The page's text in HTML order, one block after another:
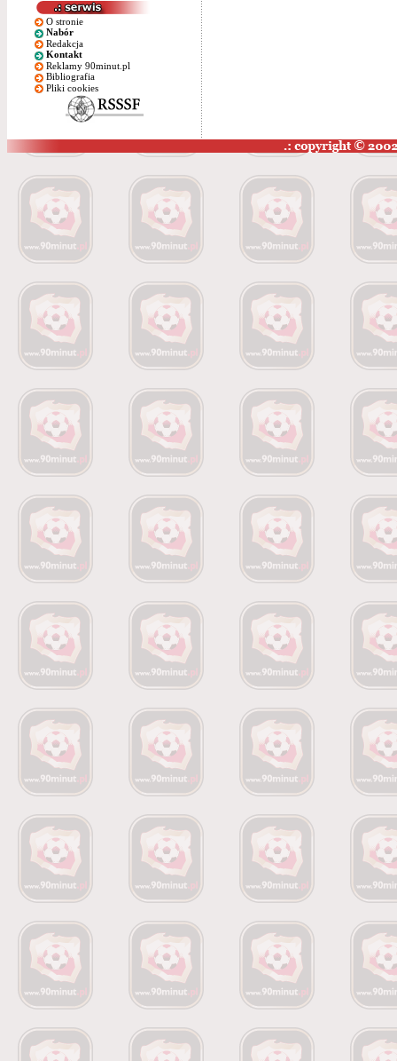
O stronie
Nabór
Redakcja
Kontakt
Reklamy 90minut.pl
Bibliografia
Pliki cookies